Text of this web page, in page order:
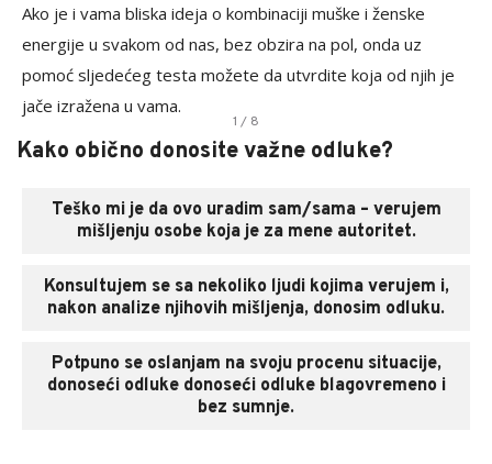
Ako je i vama bliska ideja o kombinaciji muške i ženske
energije u svakom od nas, bez obzira na pol, onda uz
pomoć sljedećeg testa možete da utvrdite koja od njih je
jače izražena u vama.
1 / 8
Kako obično donosite važne odluke?
Teško mi je da ovo uradim sam/sama – verujem
mišljenju osobe koja je za mene autoritet.
Konsultujem se sa nekoliko ljudi kojima verujem i,
nakon analize njihovih mišljenja, donosim odluku.
Potpuno se oslanjam na svoju procenu situacije,
donoseći odluke donoseći odluke blagovremeno i
bez sumnje.